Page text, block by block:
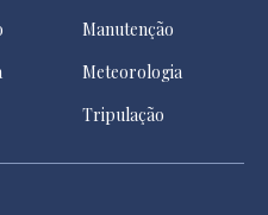
Manutenção
Meteorologia
Tripulação